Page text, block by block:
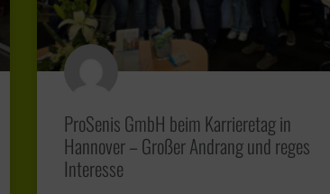
ProSenis GmbH beim Karrieretag in
Hannover – Großer Andrang und reges
Interesse